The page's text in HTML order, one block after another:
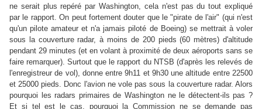
ne serait plus repéré par Washington, cela n'est pas du tout expliqué
par le rapport. On peut fortement douter que le "pirate de l'air" (qui n'est
qu'un pilote amateur et n'a jamais piloté de Boeing) se mettrait à voler
sous la couverture radar, à moins de 200 pieds (60 mètres) d'altitude
pendant 29 minutes (et en volant à proximité de deux aéroports sans se
faire remarquer). Surtout que le rapport du NTSB (d'après les relevés de
l'enregistreur de vol), donne entre 9h11 et 9h30 une altitude entre 22500
et 25000 pieds. Donc l'avion ne vole pas sous la couverture radar. Alors
pourquoi les radars primaires de Washington ne le détectent-ils pas ?
Et si tel est le cas, pourquoi la Commission ne se demande pas